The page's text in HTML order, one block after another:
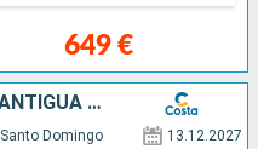
649 €
DOMINIKANISCHE REPUBLIK, ANTIGUA UND BARBUDA
Santo Domingo 13.12.2027